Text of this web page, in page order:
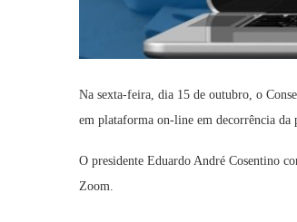
Na sexta-feira, dia 15 de outubro, o
em plataforma on-line em decorrência da
O presidente Eduardo André Cosentino
Zoom.